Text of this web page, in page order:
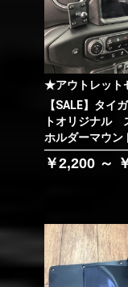
★アウトレット
【SALE】タイ
トオリジナル
ホルダーマウン
￥2,200 ～